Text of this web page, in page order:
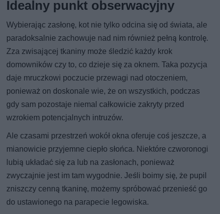
Idealny punkt obserwacyjny
Wybierając zasłonę, kot nie tylko odcina się od świata, ale
paradoksalnie zachowuje nad nim również pełną kontrolę.
Zza zwisającej tkaniny może śledzić każdy krok
domowników czy to, co dzieje się za oknem. Taka pozycja
daje mruczkowi poczucie przewagi nad otoczeniem,
ponieważ on doskonale wie, że on wszystkich, podczas
gdy sam pozostaje niemal całkowicie zakryty przed
wzrokiem potencjalnych intruzów.
Ale czasami przestrzeń wokół okna oferuje coś jeszcze, a
mianowicie przyjemne ciepło słońca. Niektóre czworonogi
lubią układać się za lub na zasłonach, ponieważ
zwyczajnie jest im tam wygodnie. Jeśli boimy się, że pupil
zniszczy cenną tkaninę, możemy spróbować przenieść go
do ustawionego na parapecie legowiska.